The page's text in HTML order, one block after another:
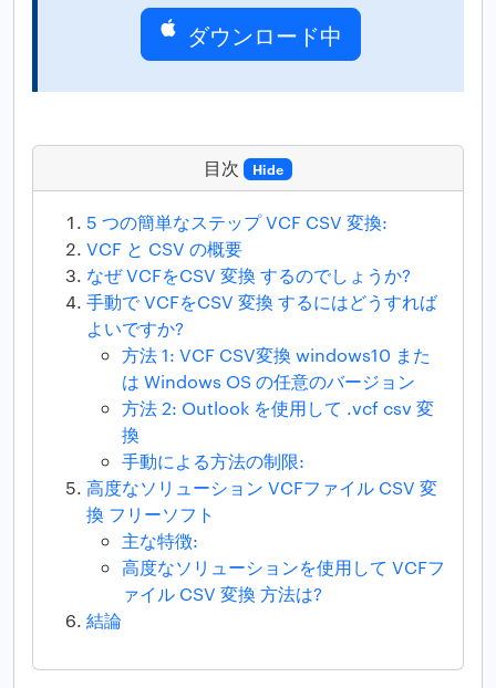
ダウンロード中
目次 Hide
5 つの簡単なステップ VCF CSV 変換:
VCF と CSV の概要
なぜ VCFをCSV 変換 するのでしょうか?
手動で VCFをCSV 変換 するにはどうすれば
よいですか?
方法 1: VCF CSV変換 windows10 また
は Windows OS の任意のバージョン
方法 2: Outlook を使用して .vcf csv 変
換
手動による方法の制限:
高度なソリューション VCFファイル CSV 変
換 フリーソフト
主な特徴:
高度なソリューションを使用して VCFフ
ァイル CSV 変換 方法は?
結論